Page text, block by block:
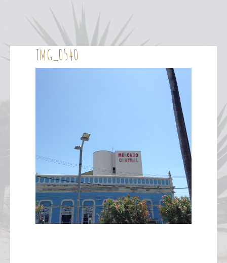
IMG_0540